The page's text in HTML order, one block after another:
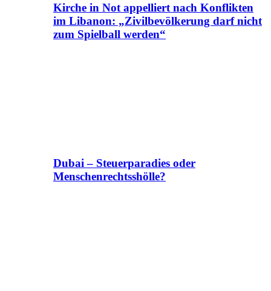
Kirche in Not appelliert nach Konflikten
im Libanon: „Zivilbevölkerung darf nicht
zum Spielball werden“
Dubai – Steuerparadies oder
Menschenrechtsshölle?